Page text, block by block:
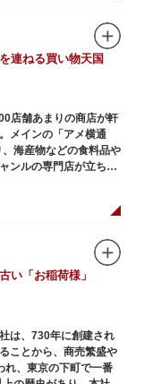
併置式とされ、「芝
時代の石碑や手水鉢、
化財に指定されていま
連ねる買い物天国
店舗あまりの商店が軒
メインの「アメ横通
海産物などの食料品や
ンルの専門店が立ち並
員さんとの会話も楽し
。年末の叩き売りは風
戦後にできた闇市。多
は満州からの復員兵が
形成されました。
する屋台があったこと
反対側のJR御徒町付近
たので「アメリカ横丁
の2つのエリアが統合
い「お稲荷様」
は、730年に創建され
ことから、商売繁盛や
れ、東京の下町で一番